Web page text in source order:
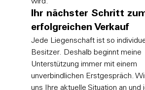
Ihr nächster Schritt
erfolgreichen Verkauf
Jede Liegenschaft ist so
Besitzer. Deshalb beginnt meine
Unterstützung immer mit einem
unverbindlichen Erstgespräch.
uns Ihre aktuelle Situation an und